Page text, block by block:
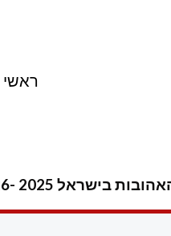
ראשי
בישראל 2025 -2026